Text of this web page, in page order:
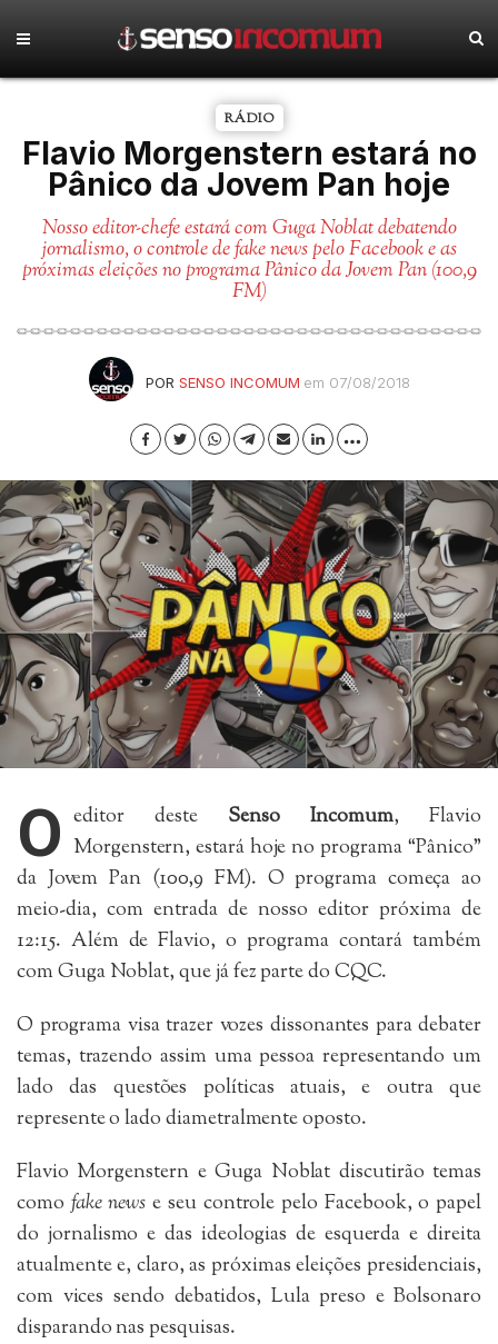
RÁDIO
Flavio Morgenstern estará no
Pânico da Jovem Pan hoje
Nosso editor-chefe estará com Guga Noblat debatendo
jornalismo, o controle de fake news pelo Facebook e as
próximas eleições no programa Pânico da Jovem Pan (100,9
FM)
POR SENSO INCOMUM em 07/08/2018
O editor deste Senso Incomum, Flavio
Morgenstern, estará hoje no programa “Pânico”
da Jovem Pan (100,9 FM). O programa começa ao
meio-dia, com entrada de nosso editor próxima de
12:15. Além de Flavio, o programa contará também
com Guga Noblat, que já fez parte do CQC.
O programa visa trazer vozes dissonantes para debater
temas, trazendo assim uma pessoa representando um
lado das questões políticas atuais, e outra que
represente o lado diametralmente oposto.
Flavio Morgenstern e Guga Noblat discutirão temas
comofake newse seu controle pelo Facebook, o papel
do jornalismo e das ideologias de esquerda e direita
atualmente e, claro, as próximas eleições presidenciais,
com vices sendo debatidos, Lula preso e Bolsonaro
disparando nas pesquisas.